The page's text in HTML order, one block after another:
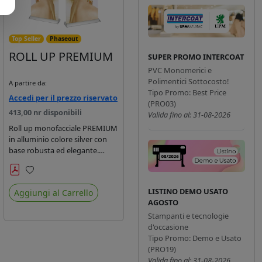
Top Seller Phaseout
ROLL UP PREMIUM
A partire da:
Accedi per il prezzo riservato
413,00 nr disponibili
Roll up monofacciale PREMIUM
in alluminio colore silver con
base robusta ed elegante.
Piedini regolabili e vano più
ampio per contenere grafiche
su supporti fino a 400my. Borsa
inclusa.
Preferiti
Aggiungi al Carrello
SUPER PROMO INTERCOAT
PVC Monomerici e
Polimentici Sottocosto!
Tipo Promo: Best Price
(PRO03)
Valida fino al: 31-08-2026
LISTINO DEMO USATO
AGOSTO
Stampanti e tecnologie
d'occasione
Tipo Promo: Demo e Usato
(PRO19)